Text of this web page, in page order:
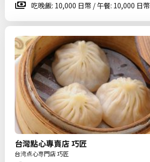
吃晚飯: 10,000 日幣 / 午餐: 10,000 日幣
台灣點心專賣店 巧匠
台湾点心専門店 巧匠